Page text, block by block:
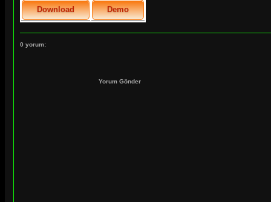
Download Demo
0 yorum:
Yorum Gönder